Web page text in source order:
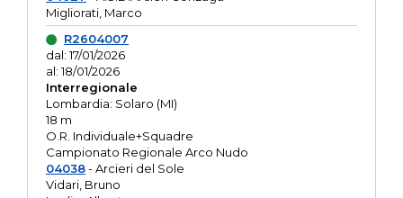
Migliorati, Marco
R2604007
dal: 17/01/2026
al: 18/01/2026
Interregionale
Lombardia: Solaro (MI)
18 m
O.R. Individuale+Squadre
Campionato Regionale Arco Nudo
04038- Arcieri del Sole
Vidari, Bruno